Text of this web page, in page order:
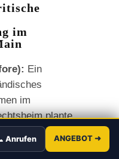
Anrufen ANGEBOT ➜
im
Ein
im
plante
seiner
Ziel der